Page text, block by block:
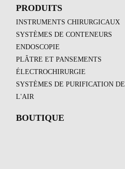
PRODUITS
INSTRUMENTS CHIRURGICAUX
SYSTÈMES DE CONTENEURS
ENDOSCOPIE
PLÂTRE ET PANSEMENTS
ÉLECTROCHIRURGIE
SYSTÈMES DE PURIFICATION DE
L'AIR
BOUTIQUE